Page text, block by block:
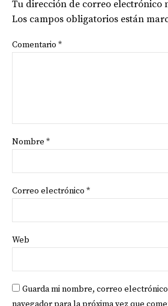
Tu dirección de correo electrónico
Los campos obligatorios están
Comentario *
Nombre *
Correo electrónico *
Web
Guarda mi nombre, correo